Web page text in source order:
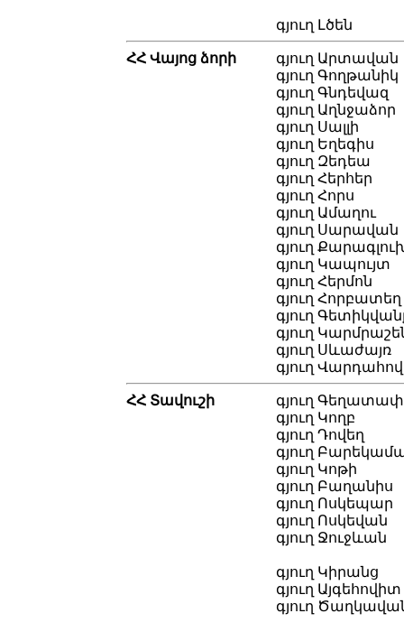
գյուղ Լծեն
ՀՀ Վայոց ձորի
գյուղ Արտավան
գյուղ Գողթանիկ
գյուղ Գնդեվազ
գյուղ Աղնջաձոր
գյուղ Սալլի
գյուղ Եղեգիս
գյուղ Զեդեա
գյուղ Հերհեր
գյուղ Հորս
գյուղ Ամաղու
գյուղ Սարավան
գյուղ
գյուղ Կապույտ
գյուղ Հերմոն
գյուղ Հորբատեղ
գյուղ
գյուղ
գյուղ Սևաժայռ
գյուղ
ՀՀ Տավուշի
գյուղ Գեղատափ
գյուղ Կողբ
գյուղ Դովեղ
գյուղ
գյուղ Կոթի
գյուղ Բաղանիս
գյուղ Ոսկեպար
գյուղ Ոսկեվան
գյուղ Ջուջևան
գյուղ Կիրանց
գյուղ Այգեհովիտ
գյուղ